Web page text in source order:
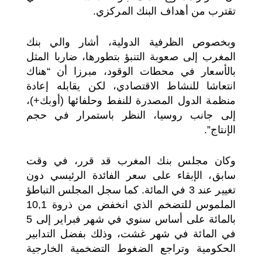
تقترب من أهداف البنك المركزي.
وبخصوص الظرفية الدولية، أشار والي بنك
المغرب إلى صعوبة التنبؤ بتطورها، ضاربا المثل
بالأسعار في محطات الوقود، مبرزا أن “هناك
انتعاشا للنشاط الاقتصادي، لكن يقابله إعادة
منظمة الدول المصدرة للنفط وحلفائها (أوبك+)،
إلى جانب روسيا، النظر باستمرار في حجم
الإنتاج”.
وكان مجلس بنك المغرب قد قرر، في وقت
سابق، الإبقاء على سعر الفائدة الرئيسي دون
تغيير عند 3 في المائة. كما سجل المجلس التباطؤ
الملموس للتضخم الذي انخفض من ذروة 10,1
بالمائة على أساس سنوي في شهر فبراير إلى 5
في المائة في شهر غشت، وذلك بفضل التدابير
الحكومية وتراجع الضغوط التضخمية الخارجية